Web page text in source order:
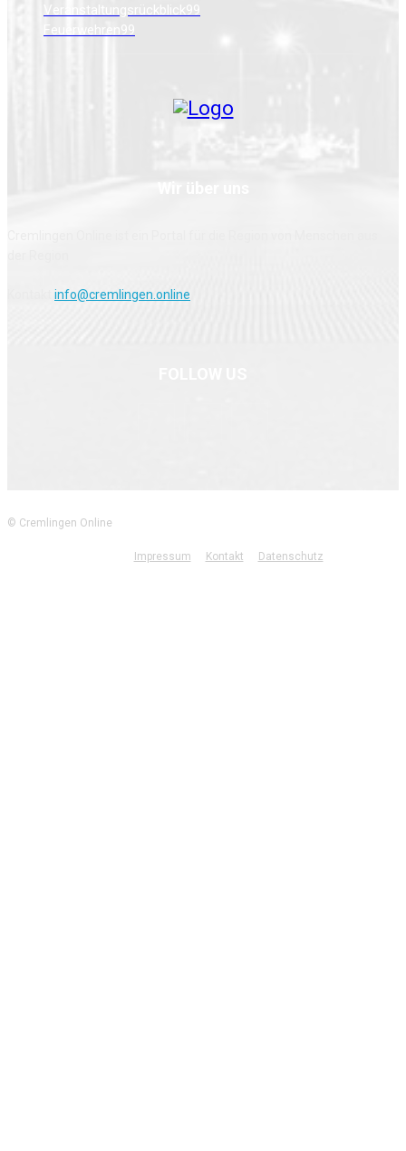
Veranstaltungsrückblick99
Feuerwehren99
info@cremlingen.online
© Cremlingen Online
Impressum Kontakt Datenschutz